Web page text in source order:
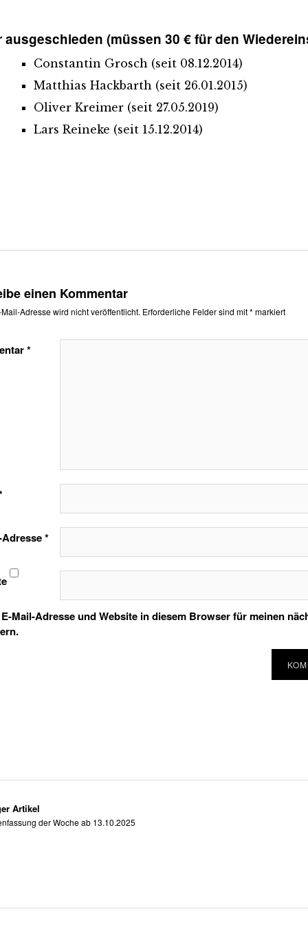
ausgeschieden (müssen 30 € für den
Constantin Grosch (seit 08.12.2014)
Matthias Hackbarth (seit 26.01.2015)
Oliver Kreimer (seit 27.05.2019)
Lars Reineke (seit 15.12.2014)
einen Kommentar
Adresse wird nicht veröffentlicht. Erforderliche Felder sind mit* markiert
*
*
E-Mail-Adresse und Website in diesem Browser für meinen
Artikel
der Woche ab 13.10.2025